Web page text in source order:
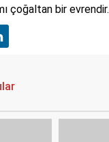
çoğaltan bir evrendir.